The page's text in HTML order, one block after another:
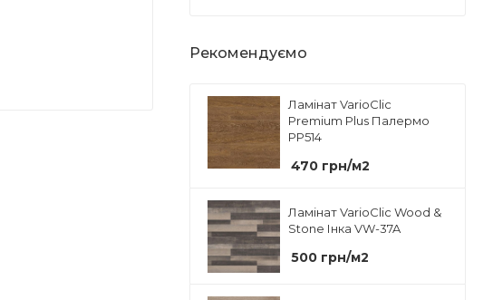
Рекомендуємо
Ламінат VarioClic
Premium Plus Палермо
PP514
470 грн/м2
Ламінат VarioClic Wood &
Stone Інка VW-37A
500 грн/м2